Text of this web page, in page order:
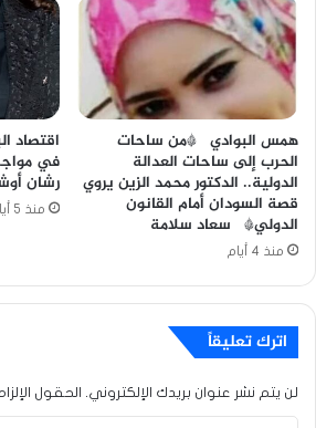
همس البوادي *من ساحات
الحرب إلى ساحات العدالة
الدولية.. الدكتور محمد الزين يروي
قصة السودان أمام القانون
الدولي* سعاد سلامة
منذ 4 أيام
اقتصاد
في
رشان
منذ 5 أيام
اترك تعليقاً
لن يتم نشر عنوان بريدك الإلكتروني. الحقول